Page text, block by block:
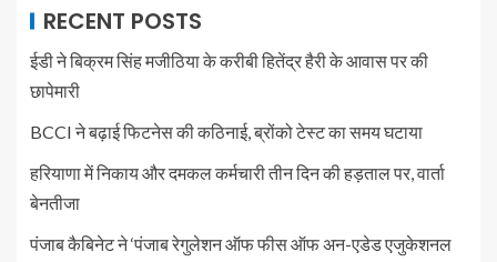
RECENT POSTS
ईडी ने बिक्रम सिंह मजीठिया के करीबी हितेंद्र हैरी के आवास पर की
छापेमारी
BCCI ने बढ़ाई फिटनेस की कठिनाई, ब्रोंको टेस्ट का समय घटाया
हरियाणा में निकाय और दमकल कर्मचारी तीन दिन की हड़ताल पर, वार्ता
बेनतीजा
पंजाब कैबिनेट ने ‘पंजाब रेगुलेशन ऑफ फीस ऑफ अन-एडेड एजुकेशनल